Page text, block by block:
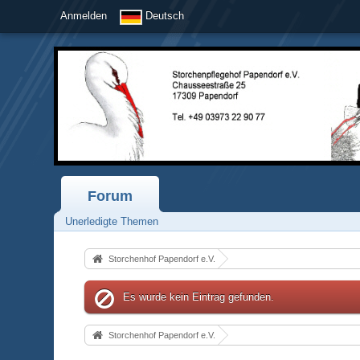
Anmelden Deutsch
Forum
Unerledigte Themen
Storchenhof Papendorf e.V.
Es wurde kein Eintrag gefunden.
Storchenhof Papendorf e.V.